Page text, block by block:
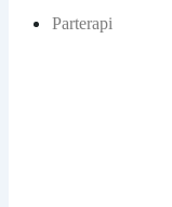
Parterapi